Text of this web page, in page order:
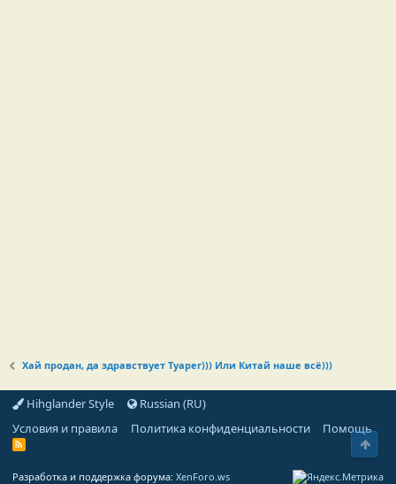
Хай продан, да здравствует Туарег))) Или Китай наше всё)))
Hihglander Style
Russian (RU)
Условия и правила
Политика конфиденциальности Помощь
R
Разработка и поддержка форума: XenForo.ws